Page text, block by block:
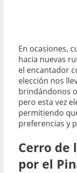
En ocasiones,
hacia nuevas
el encantador
elección nos
brindándonos
pero esta vez
permitiendo
preferencias y
Cerro de
por el